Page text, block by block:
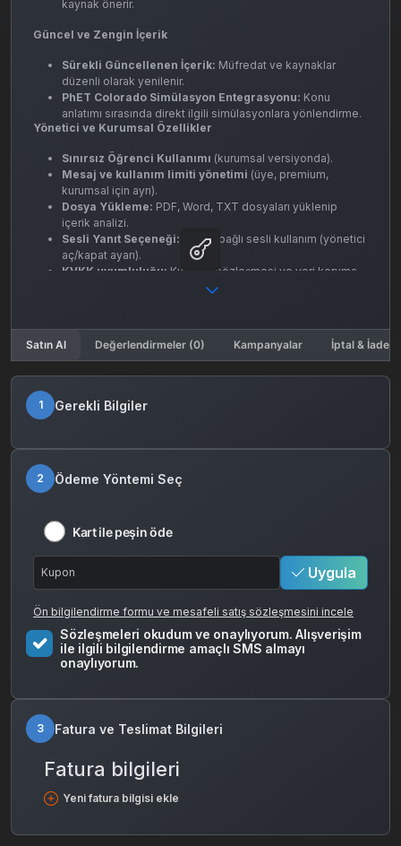
kaynak önerir.
Güncel ve Zengin İçerik
Sürekli Güncellenen İçerik: Müfredat ve kaynaklar
düzenli olarak yenilenir.
PhET Colorado Simülasyon Entegrasyonu: Konu
anlatımı sırasında direkt ilgili simülasyonlara yönlendirme.
Yönetici ve Kurumsal Özellikler
Sınırsız Öğrenci Kullanımı (kurumsal versiyonda).
Mesaj ve kullanım limiti yönetimi (üye, premium,
kurumsal için ayrı).
Dosya Yükleme: PDF, Word, TXT dosyaları yüklenip
içerik analizi.
Sesli Yanıt Seçeneği: İsteğe bağlı sesli kullanım (yönetici
aç/kapat ayarı).
KVKK uyumluluğu: Kullanıcı sözleşmesi ve veri koruma
Satın Al Değerlendirmeler (0) Kampanyalar İptal & İade
1 Gerekli Bilgiler
2 Ödeme Yöntemi Seç
Kart ile peşin öde
Uygula
Ön bilgilendirme formu ve mesafeli satış sözleşmesini incele
Sözleşmeleri okudum ve onaylıyorum. Alışverişim
ile ilgili bilgilendirme amaçlı SMS almayı
onaylıyorum.
3 Fatura ve Teslimat Bilgileri
Fatura bilgileri
Yeni fatura bilgisi ekle